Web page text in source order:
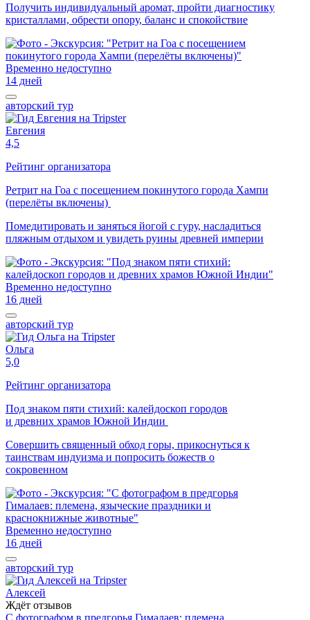
Получить индивидуальный аромат, пройти диагностику
кристаллами, обрести опору, баланс и спокойствие
Временно недоступно
14 дней
авторский тур
Евгения
4,5
Рейтинг организатора
Ретрит на Гоа с посещением покинутого города Хампи
(перелёты включены)
Помедитировать и заняться йогой с гуру, насладиться
пляжным отдыхом и увидеть руины древней империи
Временно недоступно
16 дней
авторский тур
Ольга
5,0
Рейтинг организатора
Под знаком пяти стихий: калейдоскоп городов
и древних храмов Южной Индии
Совершить священный обход горы, прикоснуться к
таинствам индуизма и попросить божеств о
сокровенном
Временно недоступно
16 дней
авторский тур
Алексей
Ждёт отзывов
С фотографом в предгорья Гималаев: племена,